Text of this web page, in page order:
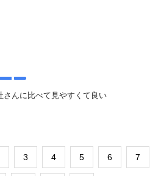
さんに比べて見やすくて良い
​3 ​4 ​5 ​6 ​7